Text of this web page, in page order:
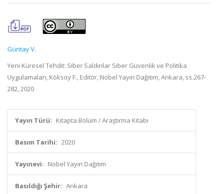
Güntay V.
Yeni Küresel Tehdit: Siber Saldırılar Siber Güvenlik ve Politika
Uygulamaları, Köksoy F., Editör, Nobel Yayın Dağıtım, Ankara, ss.267-
282, 2020
Yayın Türü: Kitapta Bölüm / Araştırma Kitabı
Basım Tarihi: 2020
Yayınevi: Nobel Yayın Dağıtım
Basıldığı Şehir: Ankara